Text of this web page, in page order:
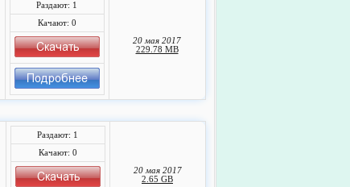
Раздают: 1
Качают: 0
20 мая 2017
229.78 MB
Раздают: 1
Качают: 0
20 мая 2017
2.65 GB